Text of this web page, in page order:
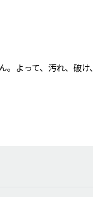
よって、汚れ、破